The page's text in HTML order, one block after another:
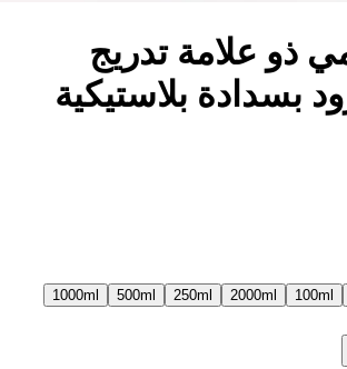
ذو علامة تدريج
بسدادة بلاستيكية
100ml
2000ml
250ml
500ml
1000ml